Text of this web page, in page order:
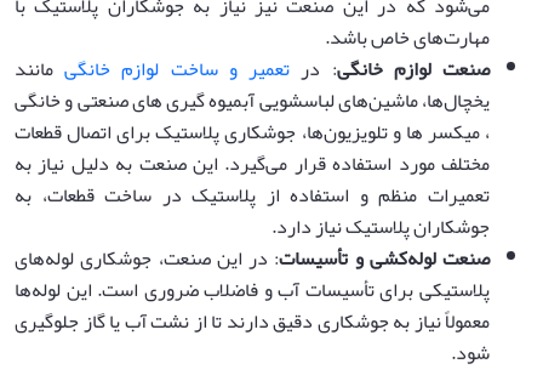
مهارت‌های خاص باشد.
صنعت لوازم خانگی: در تعمیر و ساخت لوازم خانگیمانند
یخچال‌ها، ماشین‌های لباسشویی آبمیوه گیری های صنعتی و خانگی
، میکسر ها و تلویزیون‌ها، جوشکاری پلاستیک برای اتصال قطعات
مختلف مورد استفاده قرار می‌گیرد. این صنعت به دلیل نیاز به
تعمیرات منظم و استفاده از پلاستیک در ساخت قطعات، به
جوشکاران پلاستیک نیاز دارد.
صنعت لوله‌کشی و تأسیسات: در این صنعت، جوشکاری لوله‌های
پلاستیکی برای تأسیسات آب و فاضلاب ضروری است. این لوله‌ها
معمولاً نیاز به جوشکاری دقیق دارند تا از نشت آب یا گاز جلوگیری
شود.